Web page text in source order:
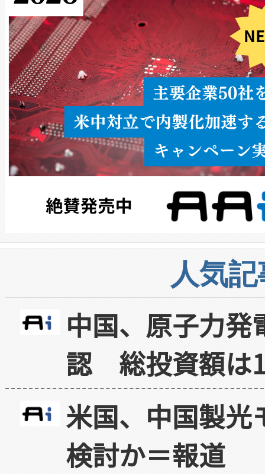
人気
中国、原子力
認 総投資額は
米国、中国製光
検討か＝報道